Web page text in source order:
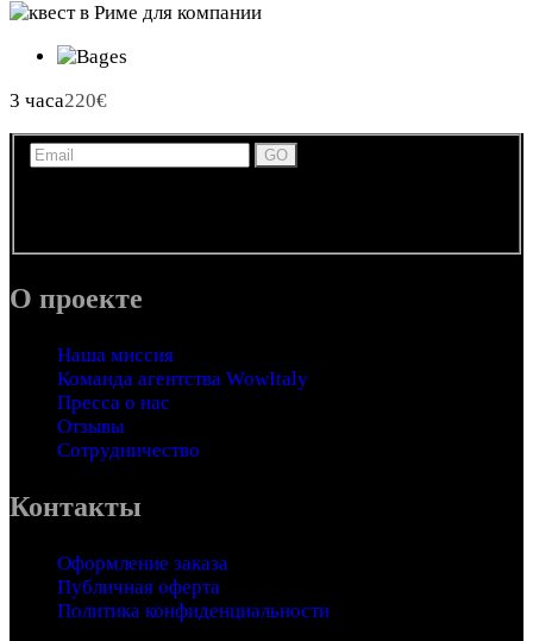
3 часа220€
О проекте
Наша миссия
Команда агентства WowItaly
Пресса о нас
Отзывы
Сотрудничество
Контакты
Оформление заказа
Публичная оферта
Политика конфиденциальности